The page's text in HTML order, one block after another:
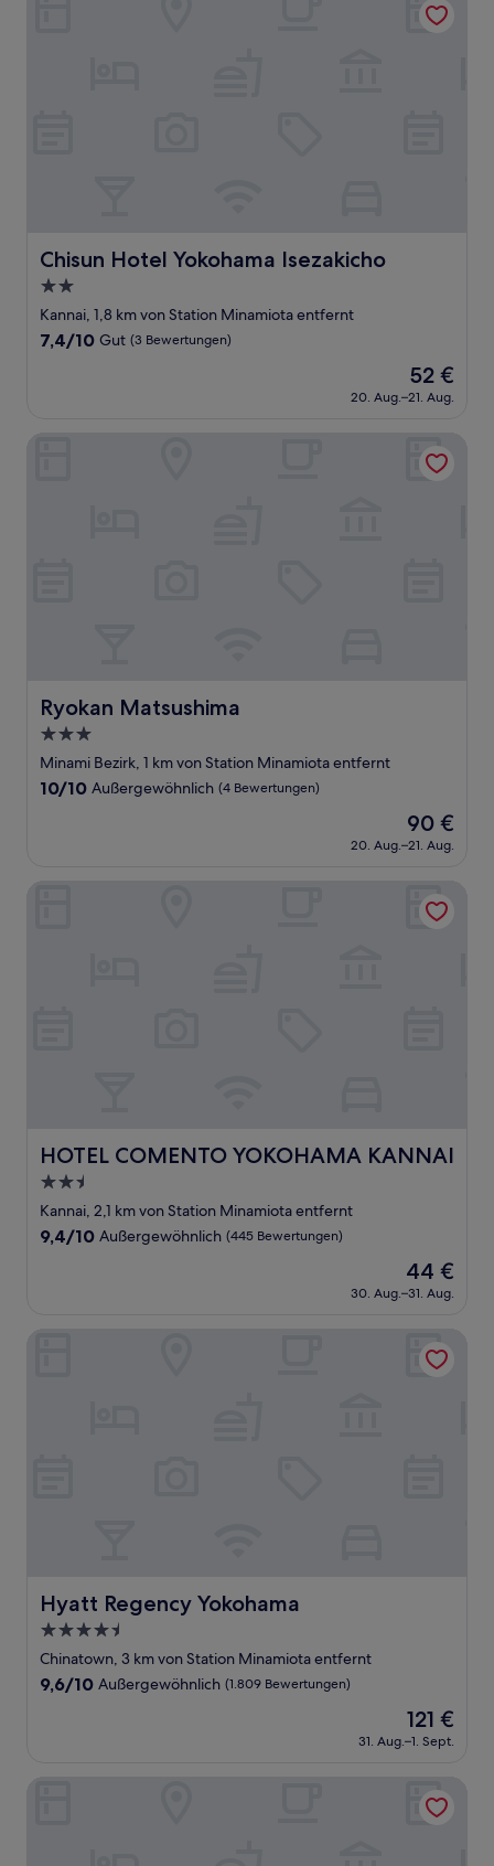
Chisun Hotel Yokohama Isezakicho
Chisun Hotel Yokohama Isezakicho
2.0-
Sterne-
Unterkunft
Kannai, 1,8 km von Station Minamiota entfernt
7.4
Bewertungen)
7,4/10 Gut (3 Bewertungen)
Der
Preis
beträgt
52 €
20. Aug.–21. Aug.
Ryokan Matsushima
Ryokan Matsushima
3.0-
Sterne-
Unterkunft
Minami Bezirk, 1 km von Station Minamiota entfernt
10.0
Bewertungen)
10/10 Außergewöhnlich (4 Bewertungen)
Der
Preis
beträgt
90 €
20. Aug.–21. Aug.
HOTEL COMENTO YOKOHAMA KANNAI
HOTEL COMENTO YOKOHAMA KANNAI
2.5-
Sterne-
Unterkunft
Kannai, 2,1 km von Station Minamiota entfernt
9.4
Bewertungen)
9,4/10 Außergewöhnlich (445 Bewertungen)
Der
Preis
beträgt
44 €
30. Aug.–31. Aug.
Hyatt Regency Yokohama
Hyatt Regency Yokohama
4.5-
Sterne-
Unterkunft
Chinatown, 3 km von Station Minamiota entfernt
9.6
Bewertungen)
9,6/10 Außergewöhnlich (1.809 Bewertungen)
Der
Preis
beträgt
121 €
31. Aug.–1. Sept.